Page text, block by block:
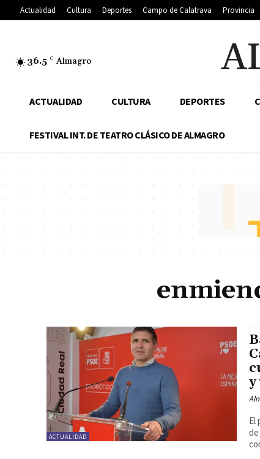
Actualidad Cultura Deportes Campo de Calatrava Provincia
36.5 C Almagro
ACTUALIDAD CULTURA DEPORTES
FESTIVAL INT. DE TEATRO CLÁSICO DE ALMAGRO
ACTUALIDAD
y
El